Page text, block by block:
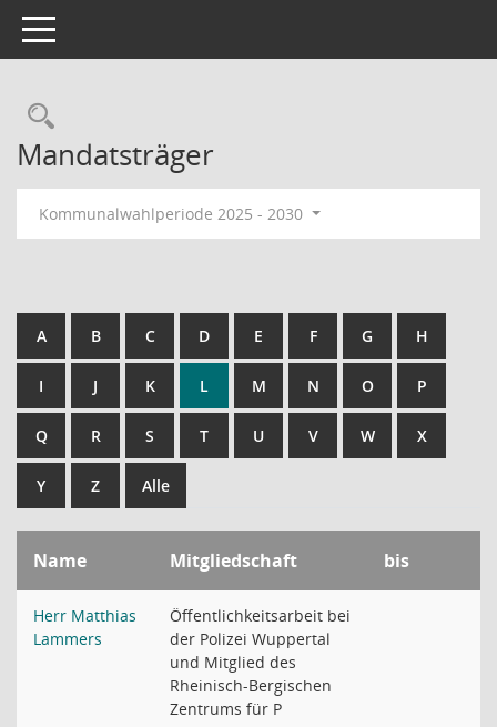
Toggle navigation
Rechercheauswahl
Mandatsträger
Kommunalwahlperiode 2025 - 2030
A B C D E F G H
I J K L M N O P
Q R S T U V W X
Y Z Alle
Name Mitgliedschaft bis
Herr Matthias
Lammers
Öffentlichkeitsarbeit bei
der Polizei Wuppertal
und Mitglied des
Rheinisch-Bergischen
Zentrums für P